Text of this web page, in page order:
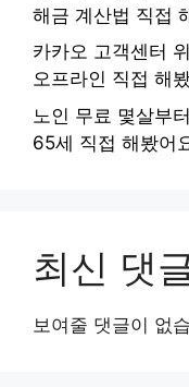
해금 계산법 직접
카카오 고객센터
오프라인 직접 해
노인 무료 몇살부
65세 직접 해봤어
최신 댓
보여줄 댓글이 없